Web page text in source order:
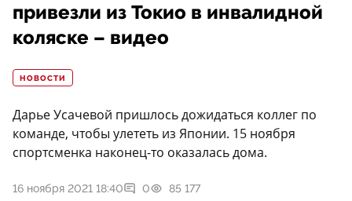
привезли из Токио в инвалидной
коляске – видео
НОВОСТИ
Дарье Усачевой пришлось дожидаться коллег по
команде, чтобы улететь из Японии. 15 ноября
спортсменка наконец-то оказалась дома.
16 ноября 2021 18:40 0 85 177